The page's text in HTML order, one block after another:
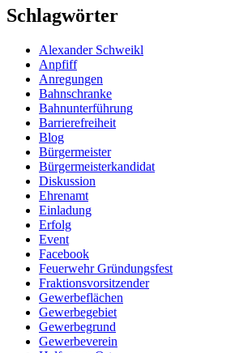
Schlagwörter
Alexander Schweikl
Anpfiff
Anregungen
Bahnschranke
Bahnunterführung
Barrierefreiheit
Blog
Bürgermeister
Bürgermeisterkandidat
Diskussion
Ehrenamt
Einladung
Erfolg
Event
Facebook
Feuerwehr Gründungsfest
Fraktionsvorsitzender
Gewerbeflächen
Gewerbegebiet
Gewerbegrund
Gewerbeverein